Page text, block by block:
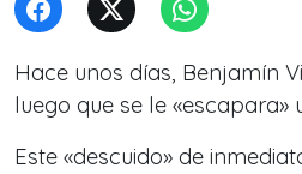
Hace unos días, Benjamín
luego que se le
Este «descuido» de